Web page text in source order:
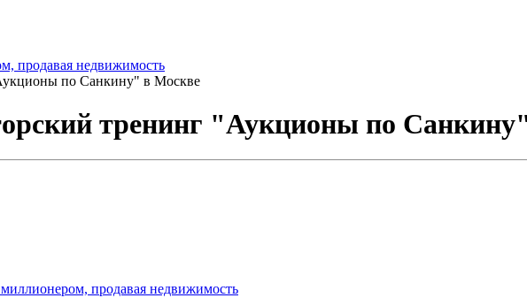
продавая недвижимость
по Санкину" в Москве
тренинг "Аукционы по
продавая недвижимость